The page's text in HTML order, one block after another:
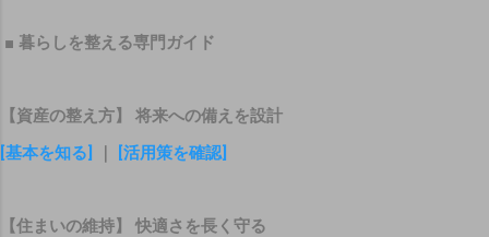
■ 暮らしを整える専門ガイド
【資産の整え方】 将来への備えを設計
[基本を知る]
[活用策を確認]
【住まいの維持】 快適さを長く守る